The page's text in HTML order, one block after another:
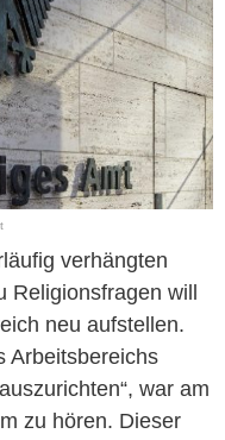
verhängten
will
neu aufstellen.
Arbeitsbereichs
war am
zu hören. Dieser